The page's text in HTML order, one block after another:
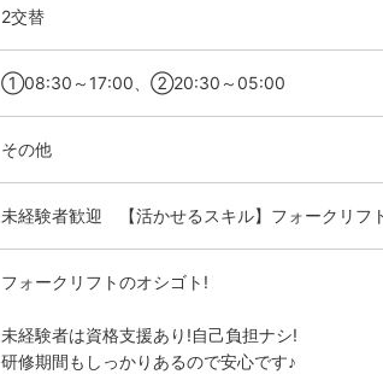
2交替
①08:30～17:00、②20:30～05:00
その他
未経験者歓迎 【活かせるスキル】フォークリフ
フォークリフトのオシゴト!
未経験者は資格支援あり!自己負担ナシ!
研修期間もしっかりあるので安心です♪